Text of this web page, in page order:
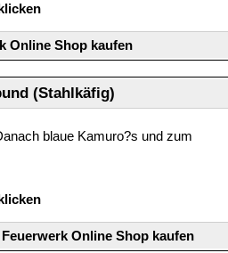
Online Shop kaufen
(Stahlkäfig)
blaue Kamuro?s und zum
Online Shop kaufen